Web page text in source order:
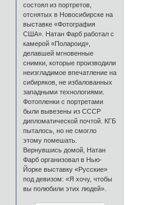
состоял из портретов,
отснятых в Новосибирске на
выставке «Фотография
США». Натан Фарб работал с
камерой «Полароид»,
делавшей мгновенные
снимки, которые производили
неизгладимое впечатление на
сибиряков, не избалованных
западными технологиями.
Фотопленки с портретами
были вывезены из СССР
дипломатической почтой. КГБ
пыталось, но не смогло
этому помешать.
Вернувшись домой, Натан
Фарб организовал в Нью-
Йорке выставку «Русские»
под девизом: «Я хочу, чтобы
вы полюбили этих людей».